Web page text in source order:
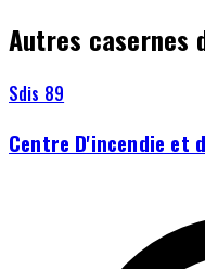
Autres casernes
Sdis 89
Centre D'incendie et